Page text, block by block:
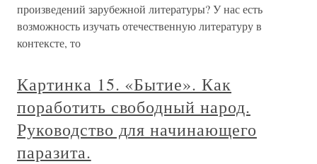
произведений зарубежной литературы? У нас есть
возможность изучать отечественную литературу в
контексте, то
Картинка 15. «Бытие». Как
поработить свободный народ.
Руководство для начинающего
паразита.